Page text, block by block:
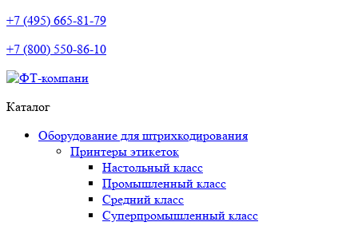
+7 (495) 665-81-79
+7 (800) 550-86-10
Каталог
Оборудование для штрихкодирования
Принтеры этикеток
Настольный класс
Промышленный класс
Средний класс
Суперпромышленный класс